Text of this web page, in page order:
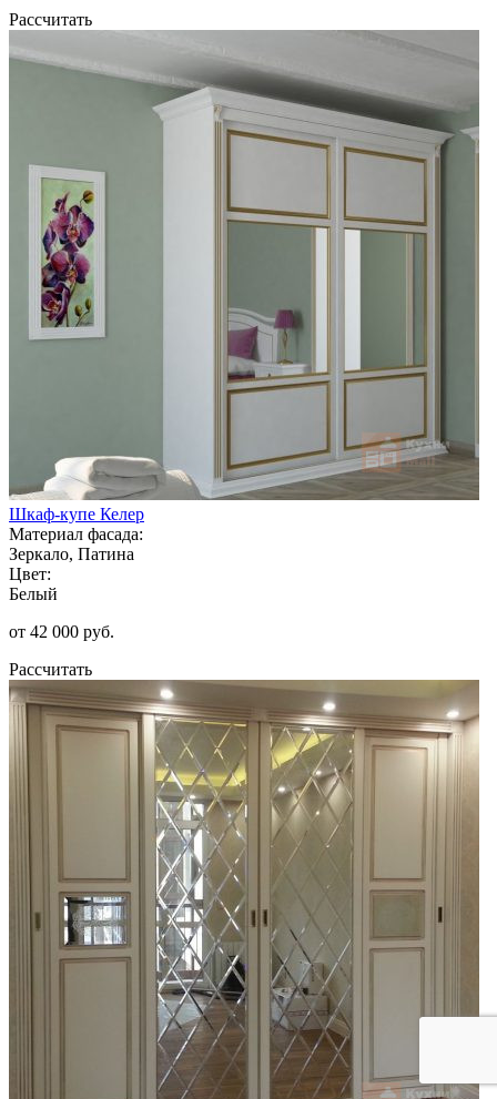
Рассчитать
Шкаф-купе Келер
Материал фасада:
Зеркало, Патина
Цвет:
Белый
от 42 000 руб.
Рассчитать